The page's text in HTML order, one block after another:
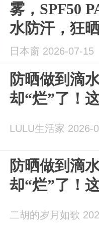
雾，SPF50
水防汗，狂
日本窗 2026-07-15
防晒做到滴
却“烂”了！
LULU生活家 2026-
防晒做到滴
却“烂”了！
二胡的岁月如歌